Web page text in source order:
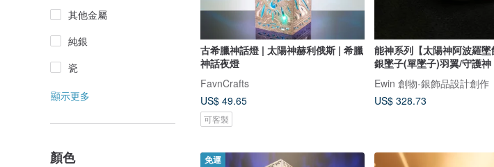
其他金屬
純銀
瓷
顯示更多
顏色
古希臘神話燈 | 太陽神赫利俄斯 | 希臘
神話夜燈
FavnCrafts
US$ 49.65
可客製
能神系列【太陽神阿波羅
銀墜子(單墜子)羽翼/守護神
Ewin 創物-銀飾品設計創作
US$ 328.73
免運